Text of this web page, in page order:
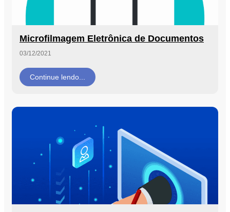
Microfilmagem Eletrônica de Documentos
03/12/2021
Continue lendo...